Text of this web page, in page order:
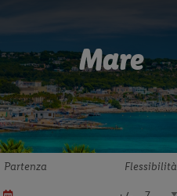
Mare
Partenza Flessibilità